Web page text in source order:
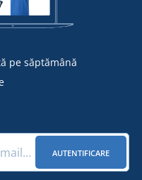
pe săptămână
AUTENTIFICARE